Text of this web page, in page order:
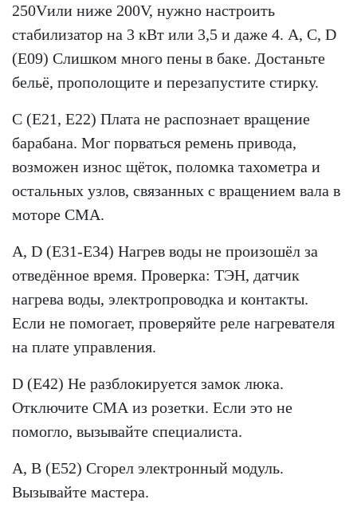
250Vили ниже 200V, нужно настроить
стабилизатор на 3 кВт или 3,5 и даже 4. A, C, D
(E09) Слишком много пены в баке. Достаньте
бельё, прополощите и перезапустите стирку.
C (E21, E22) Плата не распознает вращение
барабана. Мог порваться ремень привода,
возможен износ щёток, поломка тахометра и
остальных узлов, связанных с вращением вала в
моторе СМА.
A, D (E31-E34) Нагрев воды не произошёл за
отведённое время. Проверка: ТЭН, датчик
нагрева воды, электропроводка и контакты.
Если не помогает, проверяйте реле нагревателя
на плате управления.
D (E42) Не разблокируется замок люка.
Отключите СМА из розетки. Если это не
помогло, вызывайте специалиста.
A, B (E52) Сгорел электронный модуль.
Вызывайте мастера.